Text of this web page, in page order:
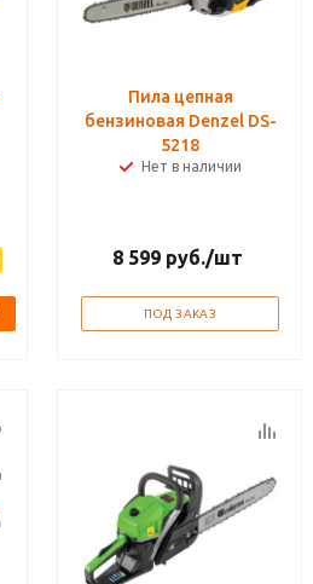
Пила цепная
бензиновая Denzel DS-
5218
Нет в наличии
8 599 руб./шт
ПОД ЗАКАЗ